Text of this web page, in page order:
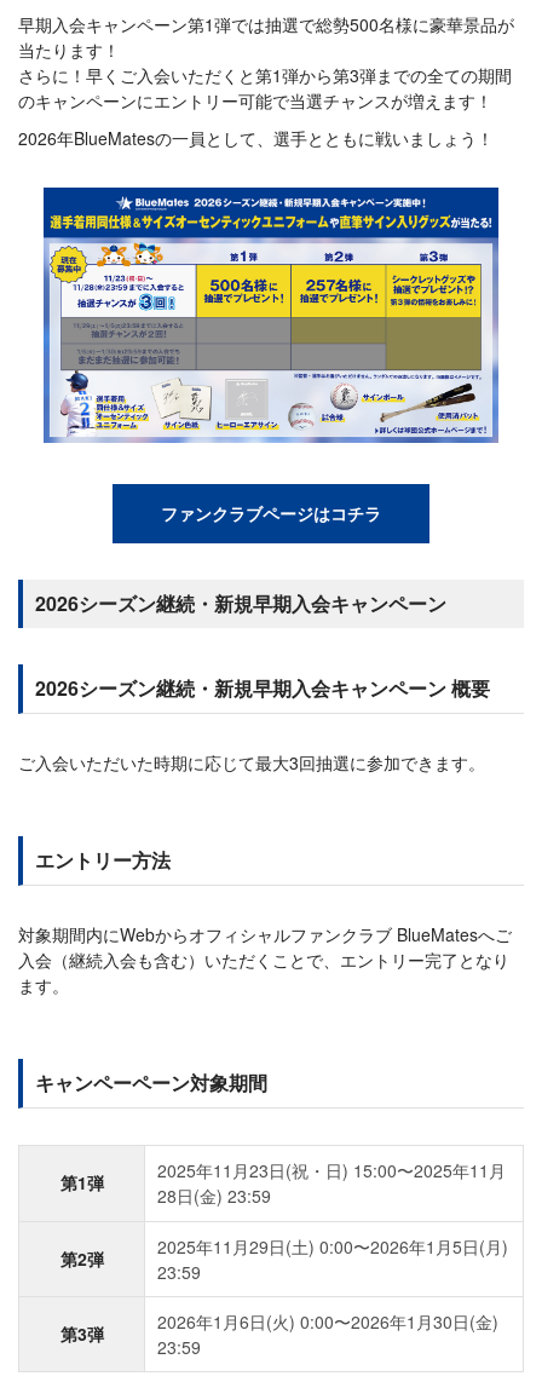
早期入会キャンペーン第1弾では抽選で総勢500名様に豪華景品が
当たります！
さらに！早くご入会いただくと第1弾から第3弾までの全ての期間
のキャンペーンにエントリー可能で当選チャンスが増えます！
2026年BlueMatesの一員として、選手とともに戦いましょう！
ファンクラブページはコチラ
2026シーズン継続・新規早期入会キャンペーン
2026シーズン継続・新規早期入会キャンペーン 概要
ご入会いただいた時期に応じて最大3回抽選に参加できます。
エントリー方法
対象期間内にWebからオフィシャルファンクラブ BlueMatesへご
入会（継続入会も含む）いただくことで、エントリー完了となり
ます。
キャンペーペーン対象期間
第1弾
2025年11月23日(祝・日) 15:00〜2025年11月
28日(金) 23:59
第2弾
2025年11月29日(土) 0:00〜2026年1月5日(月)
23:59
第3弾
2026年1月6日(火) 0:00〜2026年1月30日(金)
23:59